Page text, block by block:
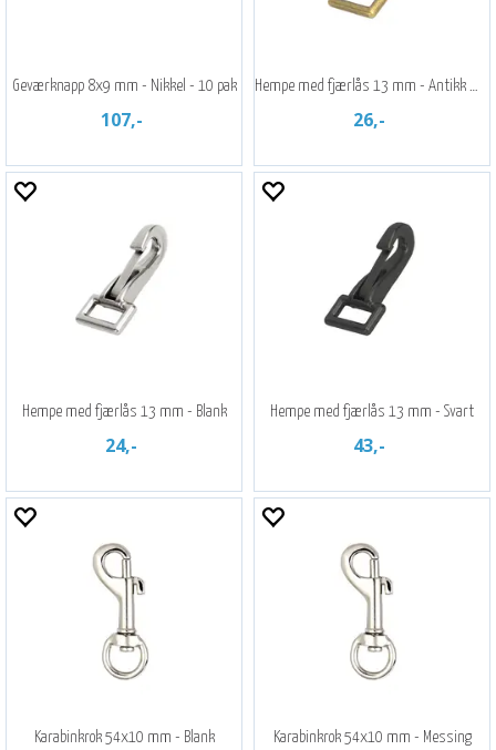
Geværknapp 8x9 mm - Nikkel - 10 pak
107,-
Hempe med fjærlås 13 mm - Antikk messing
26,-
Hempe med fjærlås 13 mm - Blank
24,-
Hempe med fjærlås 13 mm - Svart
43,-
Karabinkrok 54x10 mm - Blank Karabinkrok 54x10 mm - Messing